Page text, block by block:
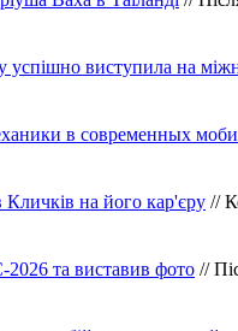
успішно виступила на
в современных
на його кар'єру //
та виставив фото //